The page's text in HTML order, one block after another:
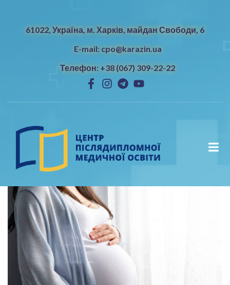
61022, Україна, м. Харків, майдан Свободи, 6
E-mail: cpo@karazin.ua
Телефон: +38 (067) 309-22-22